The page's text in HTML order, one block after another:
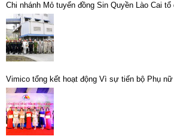
Chi nhánh Mỏ tuyển đồng Sin Quyền Lào Cai tổ chức
chữa cháy, ứng phó sự cố hóa chất năm 2019
Vimico tổng kết hoạt động Vì sự tiến bộ Phụ nữ